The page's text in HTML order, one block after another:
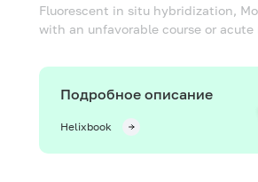
Fluorescent in situ hybridization,
with an unfavorable course or acute
Подробное описание
Helixbook